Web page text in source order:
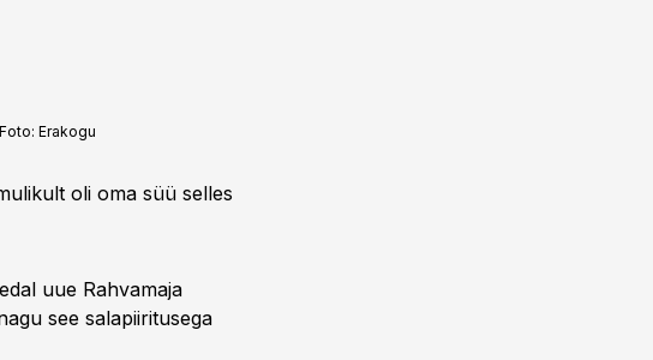
Foto: Erakogu
oli oma süü selles
uue Rahvamaja
see salapiiritusega